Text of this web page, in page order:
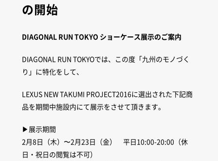
の開始
DIAGONAL RUN TOKYO ショーケース展示のご案内
DIAGONAL RUN TOKYOでは、この度「九州のモノづく
り」に特化をして、
LEXUS NEW TAKUMI PROJECT2016に選出された下記商
品を期間中施設内にて展示をさせて頂きます。
▶︎展示期間
2月8日（木）〜2月23日（金） 平日10:00-20:00（休
日・祝日の閲覧は不可）